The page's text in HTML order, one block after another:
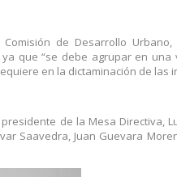
de Desarrollo
que “se debe agrupar en
en la dictaminación de las
de la Mesa Directiva,
Saavedra, Juan Guevara